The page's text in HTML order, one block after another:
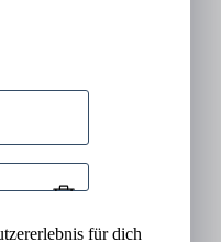
für dich